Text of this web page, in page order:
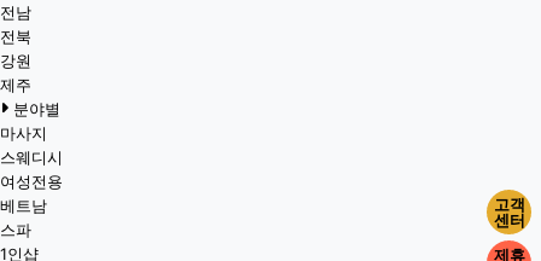
전남
전북
강원
제주
분야별
마사지
스웨디시
여성전용
베트남
스파
1인샵
고객
센터
제휴